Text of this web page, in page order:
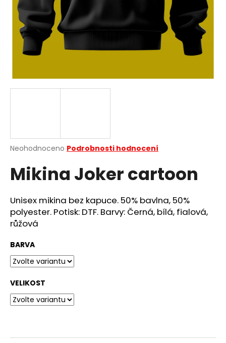
Průměrné
produktu
je
z
5
hvězdiček.
Neohodnoceno Podrobnosti hodnocení
Mikina Joker cartoon
Unisex mikina bez kapuce. 50% bavlna, 50%
polyester. Potisk: DTF. Barvy: Černá, bílá, fialová,
růžová
BARVA
VELIKOST
a
o
p
o
r
u
č
u
j
e
m
e